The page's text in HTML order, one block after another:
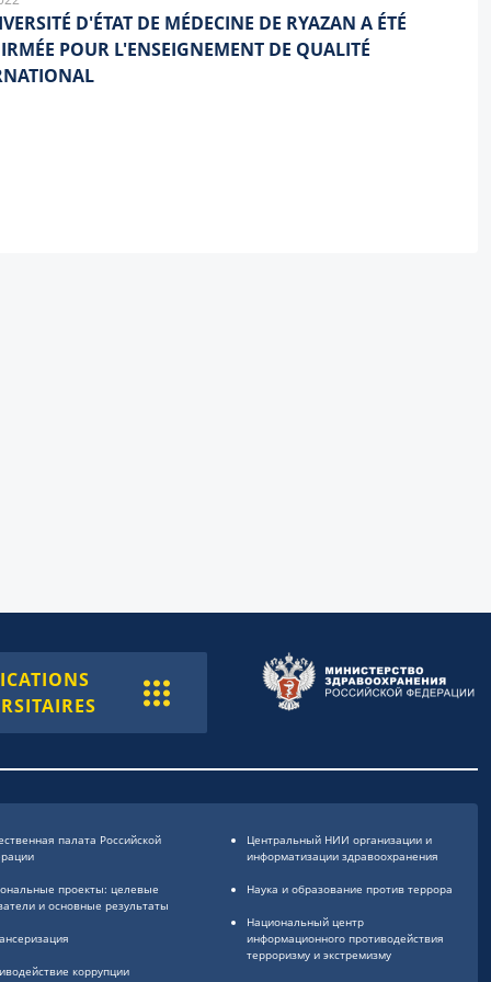
D'ÉTAT DE MÉDECINE DE RYAZAN A ÉTÉ
POUR L'ENSEIGNEMENT DE QUALITÉ
палата Российской
проекты: целевые
и основные результаты
коррупции
Центральный НИИ организации и
информатизации здравоохранения
Наука и образование против террора
Национальный центр
информационного противодействия
терроризму и экстремизму